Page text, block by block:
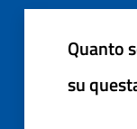
Quanto
su